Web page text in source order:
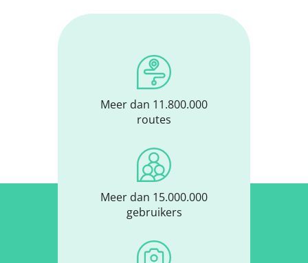
Meer dan 11.800.000
routes
Meer dan 15.000.000
gebruikers